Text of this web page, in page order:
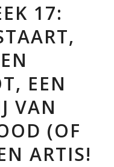
17:
EEN
VAN
(OF
ARTIS!